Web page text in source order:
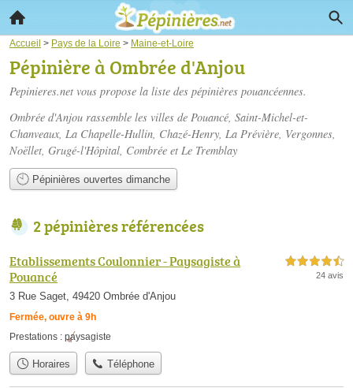
Accueil > Pays de la Loire > Maine-et-Loire
Pépinière à Ombrée d'Anjou
Pepinieres.net vous propose la liste des pépinières pouancéennes.
Ombrée d'Anjou rassemble les villes de Pouancé, Saint-Michel-et-
Chanveaux, La Chapelle-Hullin, Chazé-Henry, La Prévière, Vergonnes,
Noëllet, Grugé-l'Hôpital, Combrée et Le Tremblay
Pépinières ouvertes dimanche
2 pépinières référencées
Etablissements Coulonnier - Paysagiste à
Pouancé
3 Rue Saget, 49420 Ombrée d'Anjou
Fermée, ouvre à 9h
4,5 étoiles sur 5
24 avis
Prestations : paysagiste
Horaires Téléphone